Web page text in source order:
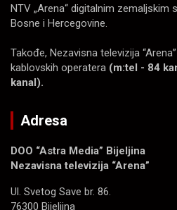
NTV „Arena“ digitalnim zemaljskim
Bosne i Hercegovine.
Takođe, Nezavisna televizija
kablovskih operatera (m:tel - 84
kanal).
Adresa
DOO “Astra Media” Bijeljina
Nezavisna televizija “Arena”
Ul. Svetog Save br. 86.
76300 Bijeljina